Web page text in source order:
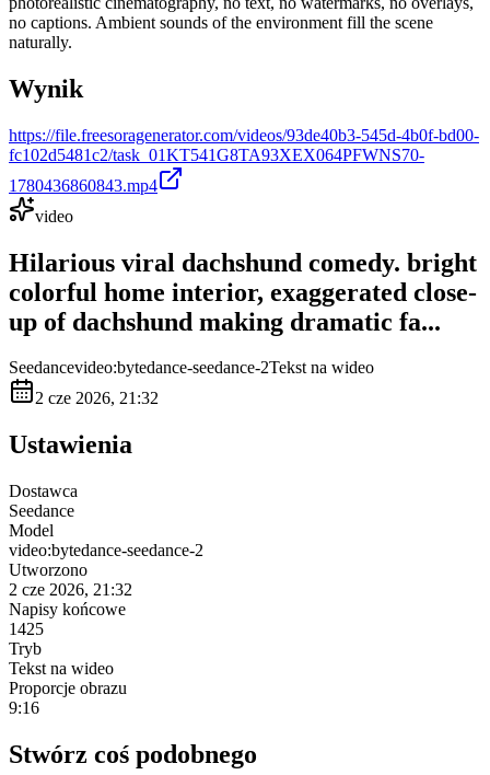
no captions. Ambient sounds of the environment fill the scene
naturally.
Wynik
https://file.freesoragenerator.com/videos/93de40b3-545d-4b0f-bd00-
fc102d5481c2/task_01KT541G8TA93XEX064PFWNS70-
1780436860843.mp4
video
Hilarious viral dachshund comedy. bright
colorful home interior, exaggerated close-
up of dachshund making dramatic fa...
Seedancevideo:bytedance-seedance-2Tekst na wideo
2 cze 2026, 21:32
Ustawienia
Dostawca
Seedance
Model
video:bytedance-seedance-2
Utworzono
2 cze 2026, 21:32
Napisy końcowe
1425
Tryb
Tekst na wideo
Proporcje obrazu
9:16
Stwórz coś podobnego